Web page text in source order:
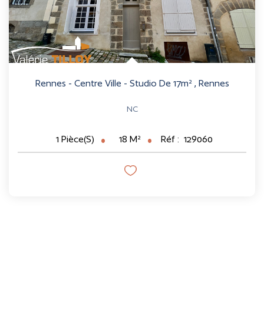
Rennes - Centre Ville - Studio De 17m² , Rennes
NC
1 Pièce(s) 18 M² Réf : 129060